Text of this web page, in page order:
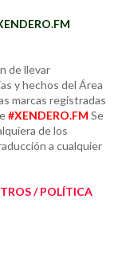
de llevar
y hechos del Área
marcas registradas
#XENDERO.FM Se
de los
a cualquier
/ POLÍTICA